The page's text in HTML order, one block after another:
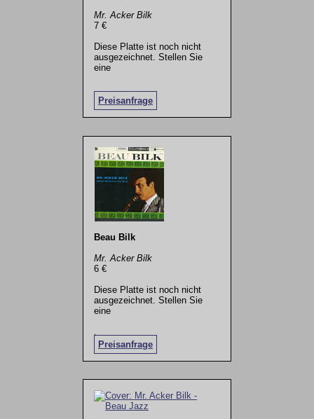
Mr. Acker Bilk
7 €
Diese Platte ist noch nicht
ausgezeichnet. Stellen Sie
eine
Preisanfrage
Beau Bilk
Mr. Acker Bilk
6 €
Diese Platte ist noch nicht
ausgezeichnet. Stellen Sie
eine
Preisanfrage
.